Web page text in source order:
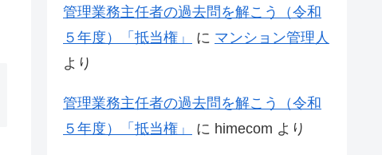
管理業務主任者の過去問を解こう（令和
５年度）「抵当権」
に マンション管理人
より
管理業務主任者の過去問を解こう（令和
５年度）「抵当権」
に himecom より